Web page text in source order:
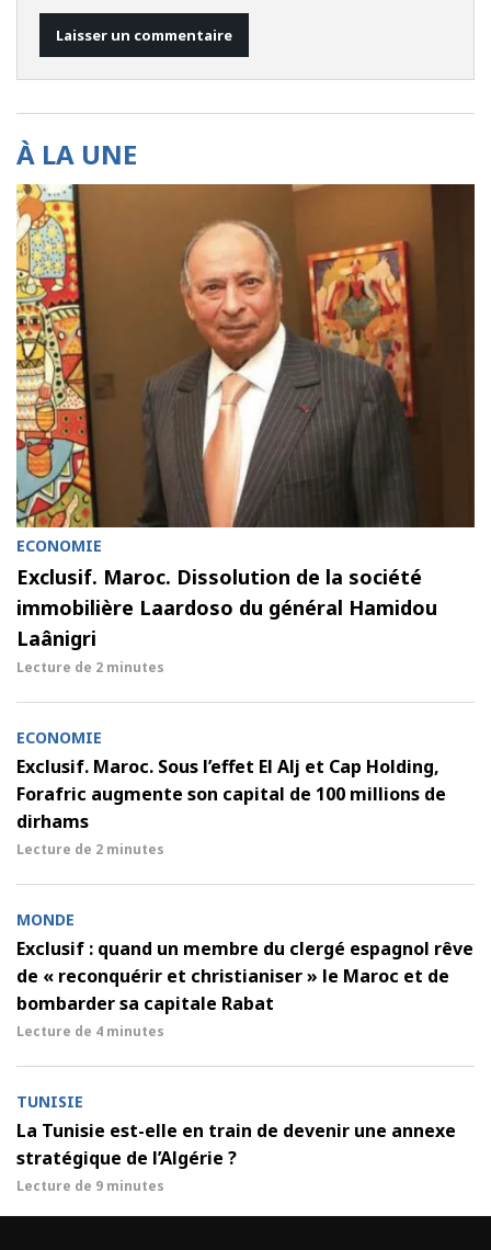
À LA UNE
ECONOMIE
Exclusif. Maroc. Dissolution de la société
immobilière Laardoso du général Hamidou
Laânigri
Lecture de 2 minutes
ECONOMIE
Exclusif. Maroc. Sous l’effet El Alj et Cap Holding,
Forafric augmente son capital de 100 millions de
dirhams
Lecture de 2 minutes
MONDE
Exclusif : quand un membre du clergé espagnol rêve
de « reconquérir et christianiser » le Maroc et de
bombarder sa capitale Rabat
Lecture de 4 minutes
TUNISIE
La Tunisie est-elle en train de devenir une annexe
stratégique de l’Algérie ?
Lecture de 9 minutes